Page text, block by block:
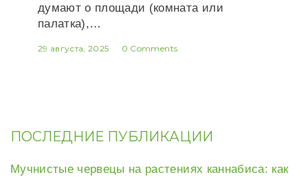
думают о площади (комната или
палатка),…
29 августа, 2025 0 Comments
ПОСЛЕДНИЕ ПУБЛИКАЦИИ
Мучнистые червецы на растениях каннабиса: как